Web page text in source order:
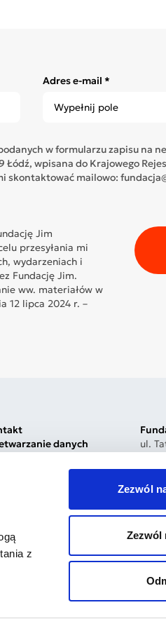
z
Zezwól
Zezwól
Adres e-mail *
w formularzu zapisu na
wpisana do Krajowego
skontaktować mailowo:
Jim
przesyłania mi
wydarzeniach i
Fundację Jim.
ww. materiałów w
12 lipca 2024 r. –
danych
i bezpieczeństwo
ul.
Nr
03
Bądź
Projekt i